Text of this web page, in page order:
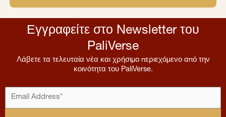
Εγγραφείτε στο Newsletter του
PaliVerse
Λάβετε τα τελευταία νέα και χρήσιμο περιεχόμενο από την
κοινότητα του PaliVerse.